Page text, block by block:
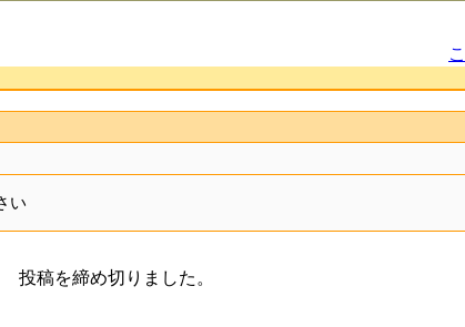
い
投稿を締め切りました。